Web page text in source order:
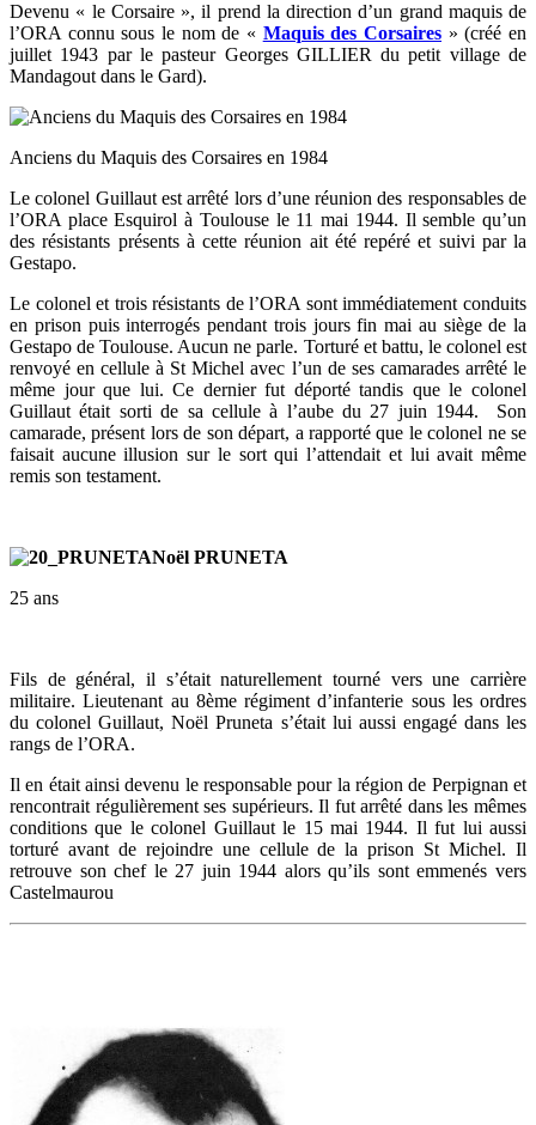
Devenu « le Corsaire », il prend la direction d’un grand maquis de
l’ORA connu sous le nom de « Maquis des Corsaires » (créé en
juillet 1943 par le pasteur Georges GILLIER du petit village de
Mandagout dans le Gard).
Anciens du Maquis des Corsaires en 1984
Le colonel Guillaut est arrêté lors d’une réunion des responsables de
l’ORA place Esquirol à Toulouse le 11 mai 1944. Il semble qu’un
des résistants présents à cette réunion ait été repéré et suivi par la
Gestapo.
Le colonel et trois résistants de l’ORA sont immédiatement conduits
en prison puis interrogés pendant trois jours fin mai au siège de la
Gestapo de Toulouse. Aucun ne parle. Torturé et battu, le colonel est
renvoyé en cellule à St Michel avec l’un de ses camarades arrêté le
même jour que lui. Ce dernier fut déporté tandis que le colonel
Guillaut était sorti de sa cellule à l’aube du 27 juin 1944. Son
camarade, présent lors de son départ, a rapporté que le colonel ne se
faisait aucune illusion sur le sort qui l’attendait et lui avait même
remis son testament.
Noël PRUNETA
25 ans
Fils de général, il s’était naturellement tourné vers une carrière
militaire. Lieutenant au 8ème régiment d’infanterie sous les ordres
du colonel Guillaut, Noël Pruneta s’était lui aussi engagé dans les
rangs de l’ORA.
Il en était ainsi devenu le responsable pour la région de Perpignan et
rencontrait régulièrement ses supérieurs. Il fut arrêté dans les mêmes
conditions que le colonel Guillaut le 15 mai 1944. Il fut lui aussi
torturé avant de rejoindre une cellule de la prison St Michel. Il
retrouve son chef le 27 juin 1944 alors qu’ils sont emmenés vers
Castelmaurou